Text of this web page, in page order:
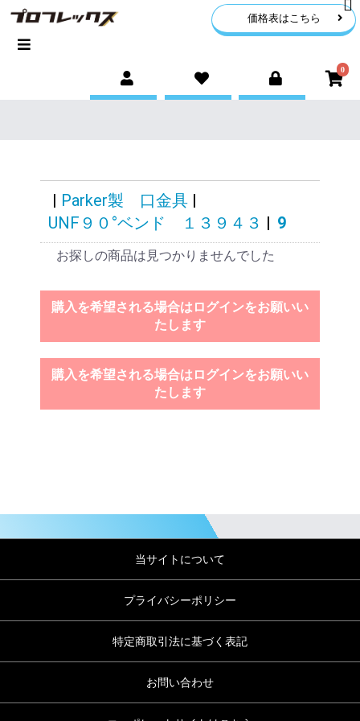
価格表はこちら
0
| Parker製 口金具 |
UNF９０°ベンド １３９４３ | 9
お探しの商品は見つかりませんでした
購入を希望される場合はログインをお願いい
たします
購入を希望される場合はログインをお願いい
たします
当サイトについて
プライバシーポリシー
特定商取引法に基づく表記
お問い合わせ